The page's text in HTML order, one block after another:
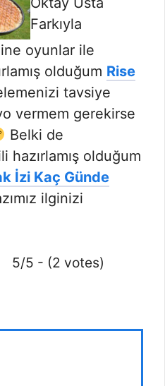
Farkıyla
oyunlar ile
olduğum Rise
tavsiye
vermem gerekirse
Belki de
olduğum
İzi Kaç Günde
ilginizi
5/5 - (2 votes)